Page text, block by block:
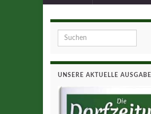
Search for:
UNSERE AKTUELLE AUSGABE